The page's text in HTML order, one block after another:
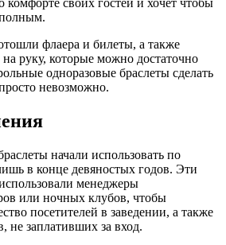
флаера и билеты, а также
руку, которые можно достаточно
одноразовые браслеты сделать
невозможно.
начали использовать по
в конце девяностых годов. Эти
менеджеры
или ночных клубов, чтобы
посетителей в заведении, а также
не заплативших за вход.